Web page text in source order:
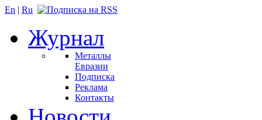
En | Ru
Журнал
Металлы
Евразии
Подписка
Реклама
Контакты